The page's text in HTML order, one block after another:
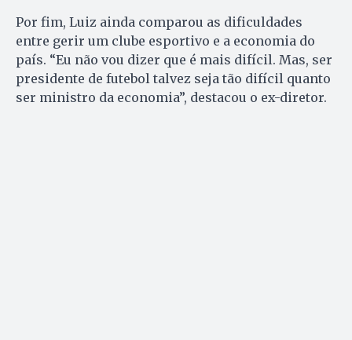
Por fim, Luiz ainda comparou as dificuldades
entre gerir um clube esportivo e a economia do
país. “Eu não vou dizer que é mais difícil. Mas, ser
presidente de futebol talvez seja tão difícil quanto
ser ministro da economia”, destacou o ex-diretor.